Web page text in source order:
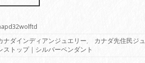
ナダインディアンジュエリー,
カナダ先住民ジュ
ストップ｜シルバーペンダント